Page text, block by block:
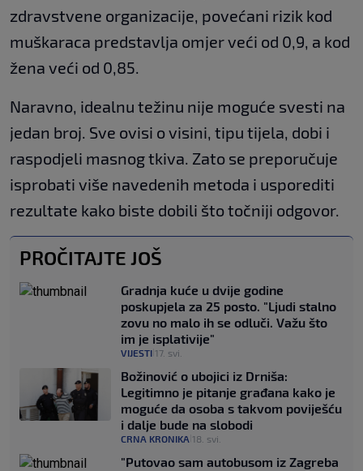
zdravstvene organizacije, povećani rizik kod
muškaraca predstavlja omjer veći od 0,9, a kod
žena veći od 0,85.
Naravno, idealnu težinu nije moguće svesti na
jedan broj. Sve ovisi o visini, tipu tijela, dobi i
raspodjeli masnog tkiva. Zato se preporučuje
isprobati više navedenih metoda i usporediti
rezultate kako biste dobili što točniji odgovor.
PROČITAJTE JOŠ
Gradnja kuće u dvije godine
poskupjela za 25 posto. "Ljudi stalno
zovu no malo ih se odluči. Važu što
im je isplativije"
VIJESTI 17. svi.
Božinović o ubojici iz Drniša:
Legitimno je pitanje građana kako je
moguće da osoba s takvom poviješću
i dalje bude na slobodi
CRNA KRONIKA 18. svi.
"Putovao sam autobusom iz Zagreba